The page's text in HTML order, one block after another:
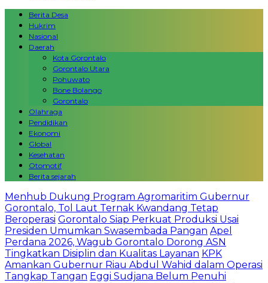
Berita Desa
Hukrim
Nasional
Daerah
Kota Gorontalo
Gorontalo Utara
Pohuwato
Bone Bolango
Gorontalo
Olahraga
Pendidikan
Ekonomi
Global
Kesehatan
Otomotif
Berita sejarah
Menhub Dukung Program Agromaritim Gubernur
Gorontalo, Tol Laut Ternak Kwandang Tetap
Beroperasi Gorontalo Siap Perkuat Produksi Usai
Presiden Umumkan Swasembada Pangan Apel
Perdana 2026, Wagub Gorontalo Dorong ASN
Tingkatkan Disiplin dan Kualitas Layanan KPK
Amankan Gubernur Riau Abdul Wahid dalam Operasi
Tangkap Tangan Eggi Sudjana Belum Penuhi